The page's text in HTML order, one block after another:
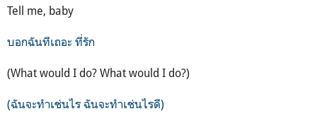
Tell me, baby
บอกฉันทีเถอะ ที่รัก
(What would I do? What would I do?)
(ฉันจะทำเช่นไร ฉันจะทำเช่นไรดี)